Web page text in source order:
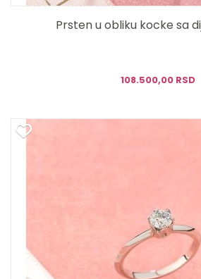
Prsten u obliku kocke sa
108.500,00 RSD